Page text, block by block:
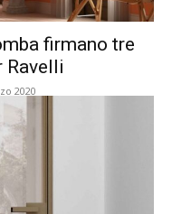
firmano tre
Ravelli
2020